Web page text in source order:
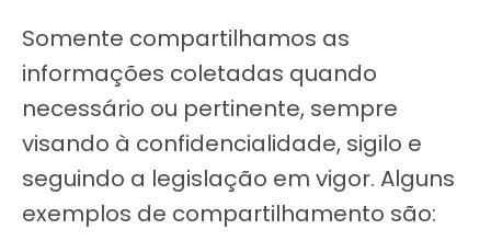
Somente compartilhamos as
informações coletadas quando
necessário ou pertinente, sempre
visando à confidencialidade, sigilo e
seguindo a legislação em vigor. Alguns
exemplos de compartilhamento são: